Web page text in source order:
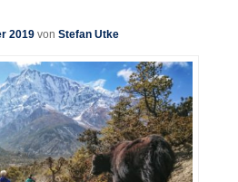
2019 vonStefan Utke